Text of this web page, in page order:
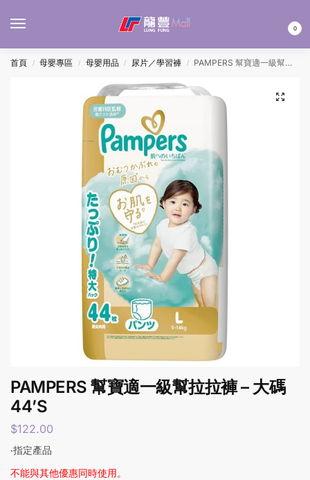
0
首頁 / 母嬰專區 / 母嬰用品 / 尿片／學習褲 / PAMPERS 幫寶適一級幫拉拉褲 – 大碼 44’S
PAMPERS 幫寶適一級幫拉拉褲 – 大碼
44’S
$122.00
‧指定產品
不能與其他優惠同時使用。